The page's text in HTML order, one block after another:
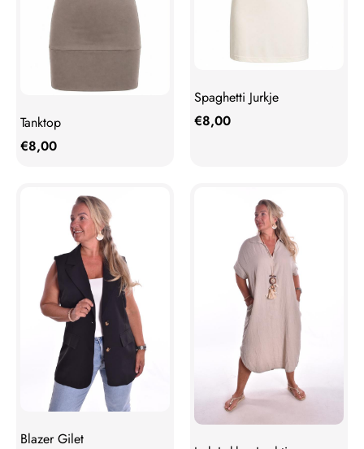
Tanktop
€8,00
Spaghetti Jurkje
€8,00
Blazer Gilet